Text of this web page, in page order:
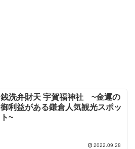
銭洗弁財天 宇賀福神社 ~金運の
御利益がある鎌倉人気観光スポッ
ト~
2022.09.28